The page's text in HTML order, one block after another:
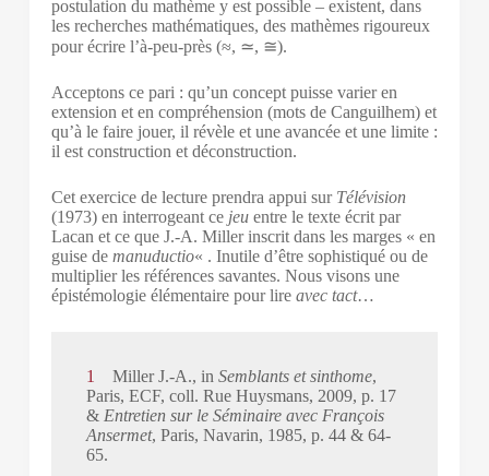
postulation du mathème y est possible – existent, dans
les recherches mathématiques, des mathèmes rigoureux
pour écrire l’à-peu-près (≈, ≃, ≅).
Acceptons ce pari : qu’un concept puisse varier en
extension et en compréhension (mots de Canguilhem) et
qu’à le faire jouer, il révèle et une avancée et une limite :
il est construction et déconstruction.
Cet exercice de lecture prendra appui sur Télévision
(1973) en interrogeant cejeuentre le texte écrit par
Lacan et ce que J.-A. Miller inscrit dans les marges « en
guise de manuductio« . Inutile d’être sophistiqué ou de
multiplier les références savantes. Nous visons une
épistémologie élémentaire pour lire avec tact…
1 Miller J.-A., in Semblants et sinthome,
Paris, ECF, coll. Rue Huysmans, 2009, p. 17
& Entretien sur le Séminaire avec François
Ansermet, Paris, Navarin, 1985, p. 44 & 64-
65.